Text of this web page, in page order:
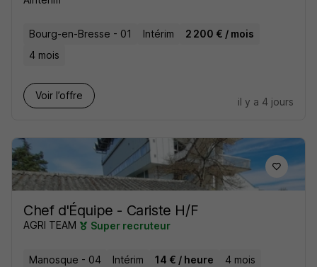
Bourg-en-Bresse - 01 Intérim
2 200 € / mois
4 mois
Voir l’offre
il y a 4 jours
Chef d'Équipe - Cariste H/F
AGRI TEAM Super recruteur
Manosque - 04 Intérim 14 € / heure 4 mois